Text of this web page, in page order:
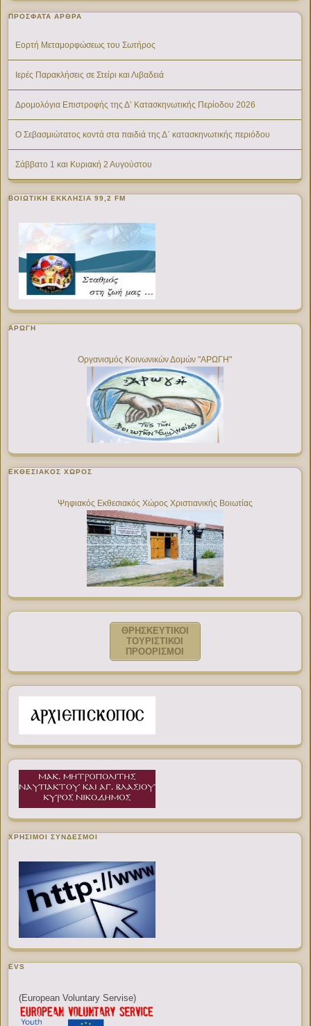
ΠΡΌΣΦΑΤΑ ΆΡΘΡΑ
Εορτή Μεταμορφώσεως του Σωτήρος
Ιερές Παρακλήσεις σε Στείρι και Λιβαδειά
Δρομολόγια Επιστροφής της Δ’ Κατασκηνωτικής Περίοδου 2026
Ο Σεβασμιώτατος κοντά στα παιδιά της Δ΄ κατασκηνωτικής περιόδου
Σάββατο 1 και Κυριακή 2 Αυγούστου
ΒΟΙΩΤΙΚΉ ΕΚΚΛΗΣΊΑ 99,2 FM
ΑΡΩΓΗ
Οργανισμός Κοινωνικών Δομών "ΑΡΩΓΗ"
ΕΚΘΕΣΙΑΚΌΣ ΧΏΡΟΣ
Ψηφιακός Εκθεσιακός Χώρος Χριστιανικής Βοιωτίας
ΘΡΗΣΚΕΥΤΙΚΟΙ
ΤΟΥΡΙΣΤΙΚΟΙ
ΠΡΟΟΡΙΣΜΟΙ
ΧΡΉΣΙΜΟΙ ΣΎΝΔΕΣΜΟΙ
EVS
(European Voluntary Servise)